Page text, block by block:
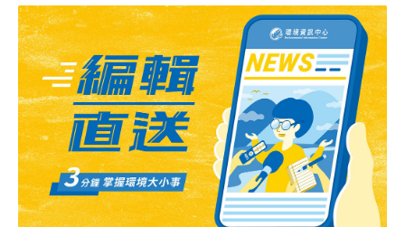
注。利益之下 被犧牲的環境和勞工成本談到企業與政府之
間的關係，朱淑娟提到，理想的情況是由政府訂定符合環
境永續、人民利益和經濟發展的政策法規，而企業只需依
法令規定做事就能獲得營運的保障。但實際狀況卻混淆了
以上的論理程序，很多企業會遊說政府，或遊說立法單位
來改變政策，為達到企業本身最大利益，不惜以環境成本
和勞工成本做為代價。網路連結發達的現在，公民意識逐
漸崛起，愈來愈多民眾開始關注公眾議題，帶給政府前所
未有的壓力，甚至成為政黨更替的重要原因。誠實面對大
眾 承擔企業社會責任企業應該要明瞭，政府